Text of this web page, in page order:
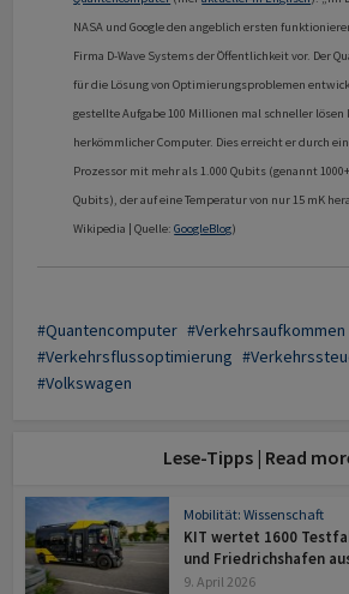
NASA und Google den angeblich ersten
Firma D-Wave Systems der Öffentlichkeit vor. Der
für die Lösung von Optimierungsproblemen
gestellte Aufgabe 100 Millionen mal schneller lösen
herkömmlicher Computer. Dies erreicht er durch
Prozessor mit mehr als 1.000 Qubits (genannt
Qubits), der auf eine Temperatur von nur 15 mK
Wikipedia | Quelle:GoogleBlog)
Quantencomputer
Verkehrsaufkommen
Verkehrsflussoptimierung
Volkswagen
Lese-Tipps | Read
Mobilität: Wissenschaft
KIT wertet 1600
und Friedrichshafen
9. April 2026